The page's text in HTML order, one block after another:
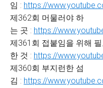
임 : https://
제362회 머물러야 하
는 곳 : https://
제361회 접붙임을 위해
한 것 : https://
제360회 부지런한 섬
김 : https://